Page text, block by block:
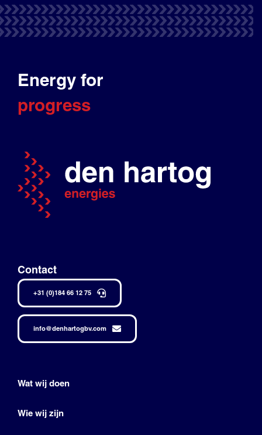
Energy for
progress
Contact
+31 (0)184 66 12 75
info@denhartogbv.com
Wat wij doen
Wie wij zijn